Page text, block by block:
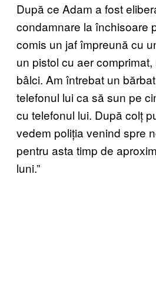
După ce Adam a fost
condamnare la închisoare
comis un jaf împreună cu
un pistol cu aer
bâlci. Am întrebat un
telefonul lui ca să sun pe
cu telefonul lui. După colț
vedem poliția venind spre
pentru asta timp de
luni.”